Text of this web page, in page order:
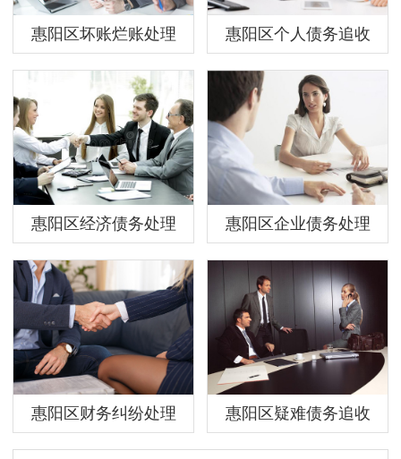
惠阳区坏账烂账处理 惠阳区个人债务追收
惠阳区经济债务处理 惠阳区企业债务处理
惠阳区财务纠纷处理 惠阳区疑难债务追收